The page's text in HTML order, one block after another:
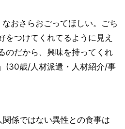
なおさらおごってほしい。ごち
をつけてくれてるように見え
のだから、興味を持ってくれ
(30歳/人材派遣・人材紹介/事
係ではない異性との食事は